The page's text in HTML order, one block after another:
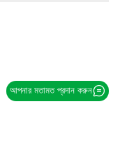
আপনার মতামত প্রদান করুন